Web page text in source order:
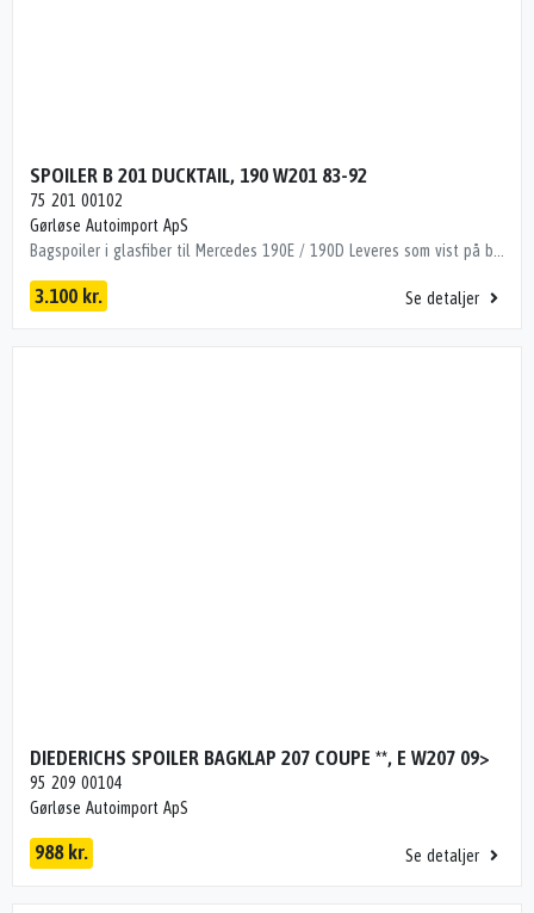
SPOILER B 201 DUCKTAIL, 190 W201 83-92
75 201 00102
Gørløse Autoimport ApS
3.100 kr. Se detaljer
DIEDERICHS SPOILER BAGKLAP 207 COUPE **, E W207 09>
95 209 00104
Gørløse Autoimport ApS
988 kr. Se detaljer